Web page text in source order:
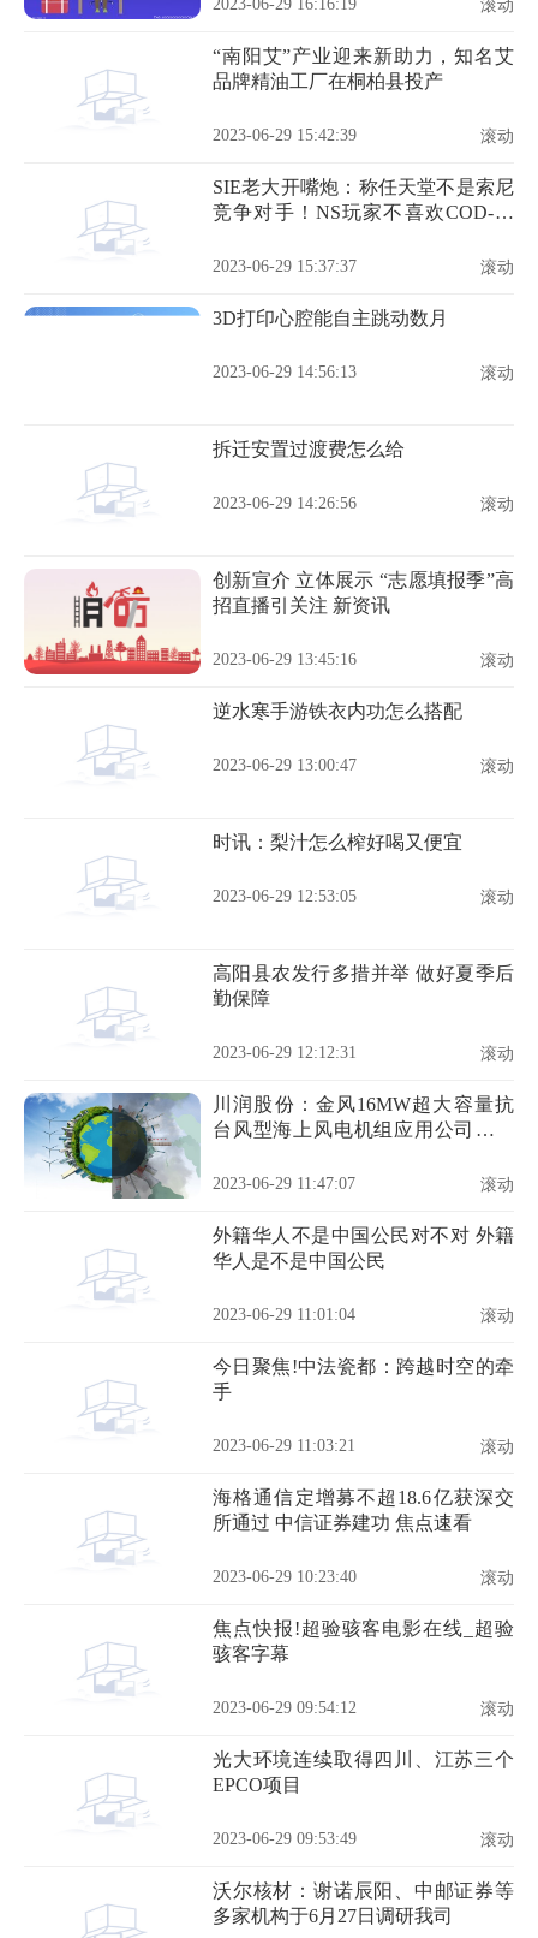
2023-06-29 16:16:19 滚动
“南阳艾”产业迎来新助力，知名艾
品牌精油工厂在桐柏县投产
2023-06-29 15:42:39 滚动
SIE老大开嘴炮：称任天堂不是索尼
竞争对手！NS玩家不喜欢COD-全
2023-06-29 15:37:37 滚动
3D打印心腔能自主跳动数月
2023-06-29 14:56:13 滚动
拆迁安置过渡费怎么给
2023-06-29 14:26:56 滚动
创新宣介 立体展示 “志愿填报季”高
招直播引关注 新资讯
2023-06-29 13:45:16 滚动
逆水寒手游铁衣内功怎么搭配
2023-06-29 13:00:47 滚动
时讯：梨汁怎么榨好喝又便宜
2023-06-29 12:53:05 滚动
高阳县农发行多措并举 做好夏季后
勤保障
2023-06-29 12:12:31 滚动
川润股份：金风16MW超大容量抗
台风型海上风电机组应用公司液冷
2023-06-29 11:47:07 滚动
外籍华人不是中国公民对不对 外籍
华人是不是中国公民
2023-06-29 11:01:04 滚动
今日聚焦!中法瓷都：跨越时空的牵
手
2023-06-29 11:03:21 滚动
海格通信定增募不超18.6亿获深交
所通过 中信证券建功 焦点速看
2023-06-29 10:23:40 滚动
焦点快报!超验骇客电影在线_超验
骇客字幕
2023-06-29 09:54:12 滚动
光大环境连续取得四川、江苏三个
EPCO项目
2023-06-29 09:53:49 滚动
沃尔核材：谢诺辰阳、中邮证券等
多家机构于6月27日调研我司